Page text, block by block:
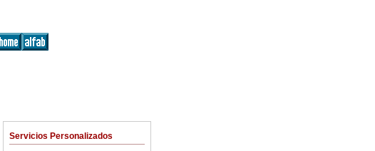
Servicios Personalizados